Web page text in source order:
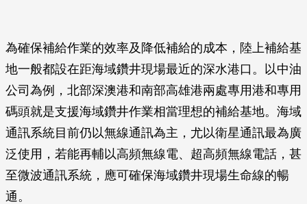
為確保補給作業的效率及降低補給的成本，陸上補給基
地一般都設在距海域鑽井現場最近的深水港口。以中油
公司為例，北部深澳港和南部高雄港兩處專用港和專用
碼頭就是支援海域鑽井作業相當理想的補給基地。海域
通訊系統目前仍以無線通訊為主，尤以衛星通訊最為廣
泛使用，若能再輔以高頻無線電、超高頻無線電話，甚
至微波通訊系統，應可確保海域鑽井現場生命線的暢
通。